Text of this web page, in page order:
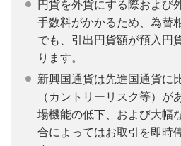
円貨を外貨にする際および
手数料がかかるため、為替
でも、引出円貨額が預入円
ります。
新興国通貨は先進国通貨に
（カントリーリスク等）が
場機能の低下、および大幅
合によってはお取引を即時